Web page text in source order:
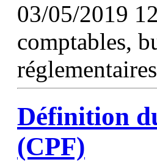
03/05/2019
comptables,
Définition
(CPF)